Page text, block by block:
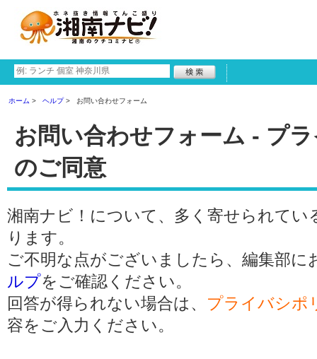
ホーム ヘルプ お問い合わせフォーム
お問い合わせフォーム - プ
のご同意
湘南ナビ！について、多く寄せられてい
ります。
ご不明な点がございましたら、編集部
ルプをご確認ください。
回答が得られない場合は、 プライバシポ
容をご入力ください。